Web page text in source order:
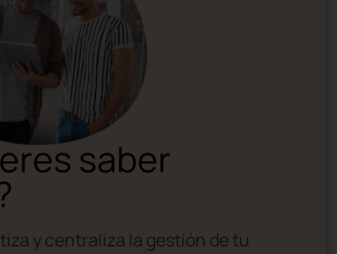
saber
y centraliza la gestión de tu